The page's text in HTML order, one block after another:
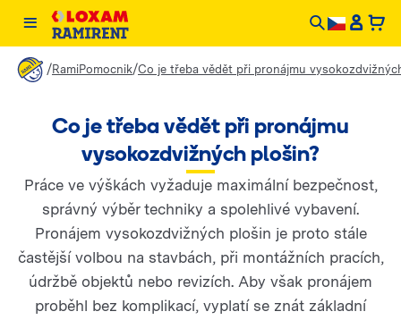
/RamiPomocnik/Co je třeba vědět při pronájmu
Co je třeba vědět při pronájmu
vysokozdvižných plošin?
Práce ve výškách vyžaduje maximální bezpečnost,
správný výběr techniky a spolehlivé vybavení.
Pronájem vysokozdvižných plošin je proto stále
častější volbou na stavbách, při montážních pracích,
údržbě objektů nebo revizích. Aby však pronájem
proběhl bez komplikací, vyplatí se znát základní